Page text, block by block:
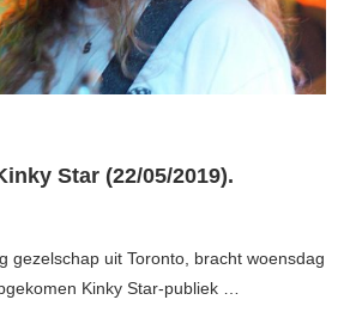
Star (22/05/2019).
gezelschap uit Toronto, bracht woensdag
Kinky Star-publiek …